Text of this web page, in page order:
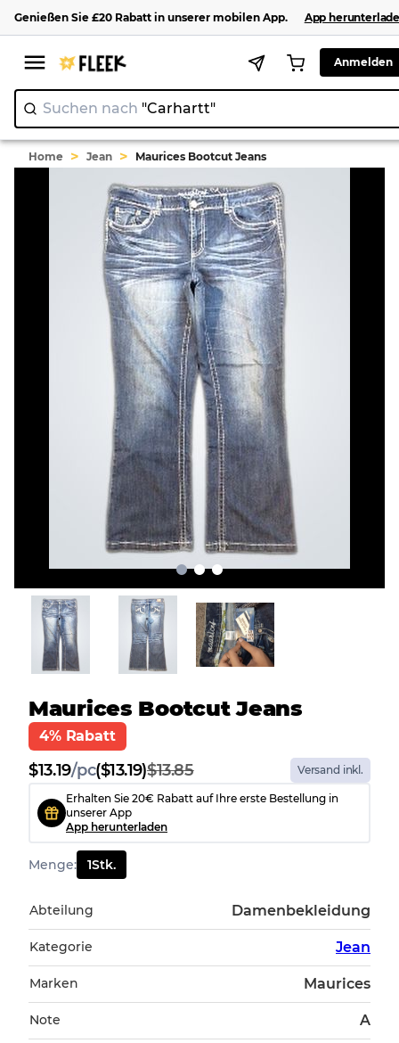
Genießen Sie £20 Rabatt in unserer mobilen App. App
Anmelden
Suchen nach "Carhar|
Home > Jean > Maurices Bootcut Jeans
Maurices Bootcut Jeans
4% Rabatt
$13.19/pc($13.19)$13.85 Versand inkl.
Erhalten Sie 20€ Rabatt auf Ihre erste Bestellung in
unserer App
App herunterladen
Menge: 1Stk.
Abteilung Damenbekleidung
Kategorie Jean
Marken Maurices
Note A